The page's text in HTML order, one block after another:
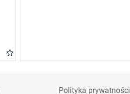
Polityka prywatności